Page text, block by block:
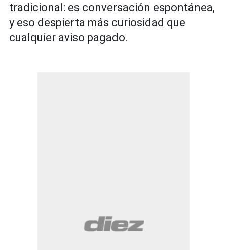
tradicional: es conversación espontánea,
y eso despierta más curiosidad que
cualquier aviso pagado.